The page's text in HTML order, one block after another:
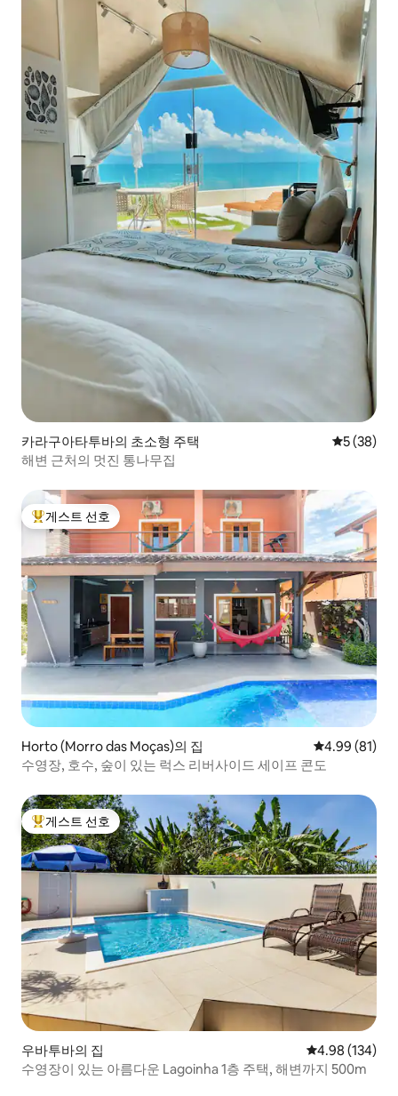
카라구아타투바의 초소형 주택 평점 5점(5
5 (38)
해변 근처의 멋진 통나무집
상위 게스트 선호
게스트 선호
Horto (Morro das Moças)의 집 평점 4.99점(5
4.99 (81)
수영장, 호수, 숲이 있는 럭스 리버사이드 세이프 콘도
상위 게스트 선호
게스트 선호
우바투바의 집 평점 4.98점(5
4.98 (134)
수영장이 있는 아름다운 Lagoinha 1층 주택, 해변까지 500m